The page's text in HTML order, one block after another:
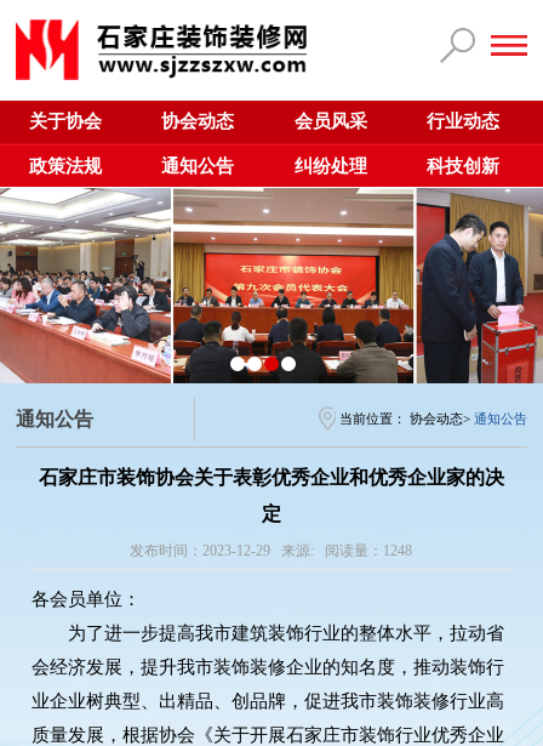
关于协会 协会动态 会员风采 行业动态
政策法规 通知公告 纠纷处理 科技创新
通知公告 当前位置： 协会动态> 通知公告
石家庄市装饰协会关于表彰优秀企业和优秀企业家的决
定
发布时间：2023-12-29 来源: 阅读量：1248
各会员单位：
为了进一步提高我市建筑装饰行业的整体水平，拉动省
会经济发展，提升我市装饰装修企业的知名度，推动装饰行
业企业树典型、出精品、创品牌，促进我市装饰装修行业高
质量发展，根据协会《关于开展石家庄市装饰行业优秀企业